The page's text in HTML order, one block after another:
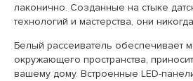
лаконично. Созданные на стыке
технологий и мастерства, они
Белый рассеиватель обеспечивает
окружающего пространства,
вашему дому. Встроенные LED-